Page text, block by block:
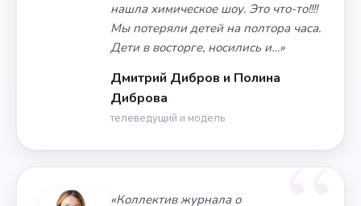
нашла химическое шоу. Это что-то!!!!
Мы потеряли детей на полтора часа.
Дети в восторге, носились и…»
Дмитрий Дибров и Полина
Диброва
телеведущий и модель
«Коллектив журнала о